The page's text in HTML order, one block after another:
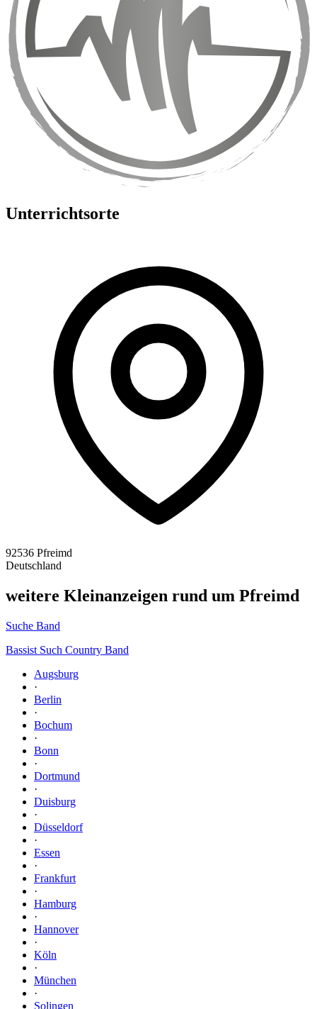
Unterrichtsorte
92536 Pfreimd
Deutschland
weitere Kleinanzeigen rund um Pfreimd
Suche Band
Bassist Such Country Band
Augsburg
·
Berlin
·
Bochum
·
Bonn
·
Dortmund
·
Duisburg
·
Düsseldorf
·
Essen
·
Frankfurt
·
Hamburg
·
Hannover
·
Köln
·
München
·
Solingen